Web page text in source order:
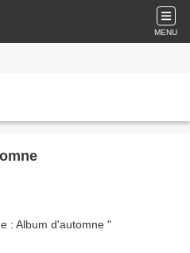
MENU